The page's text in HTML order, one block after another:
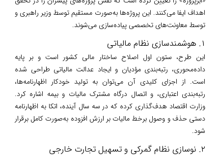
اهداف ایفا می‌کنند. این پروژه‌ها به‌صورت مستقیم توسط وزیر راهبری و
توسط معاونت‌های تخصصی پیاده‌سازی می‌شوند.
۱. هوشمندسازی نظام مالیاتی
این طرح، ستون اول اصلاح ساختار مالی کشور است و بر پایه
داده‌محوری، رتبه‌بندی مؤدیان و ایجاد عدالت مالیاتی طراحی شده
است. از اجزای کلیدی آن می‌توان به تولید خودکار اظهارنامه‌ها،
رتبه‌بندی اعتباری، و اتصال درگاه مشترک مالیات و بیمه اشاره کرد.
وزارت اقتصاد هدف‌گذاری کرده که در سه سال آینده، اتکا به اظهارنامه
دستی حذف و وصول برخط مالیات بر ارزش افزوده به‌صورت کامل برقرار
شود.
۲. نوسازی نظام گمرکی و تسهیل تجارت خارجی